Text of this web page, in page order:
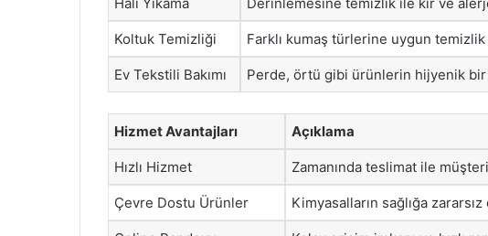
Koltuk Temizliği Farklı kumaş türlerine uygun
Ev Tekstili Bakımı Perde, örtü gibi ürünlerin hijyenik
Hizmet Avantajları Açıklama
Hızlı Hizmet Zamanında teslimat ile
Çevre Dostu Ürünler Kimyasalların sağlığa